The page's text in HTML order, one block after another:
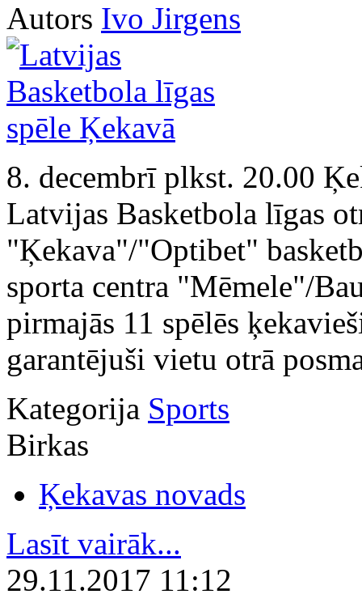
Autors Ivo Jirgens
8. decembrī plkst. 20.00
Latvijas Basketbola līgas
"Ķekava"/"Optibet"
sporta centra "Mēmele"/
pirmajās 11 spēlēs
garantējuši vietu otrā
Kategorija Sports
Birkas
Ķekavas novads
Lasīt vairāk...
29.11.2017 11:12